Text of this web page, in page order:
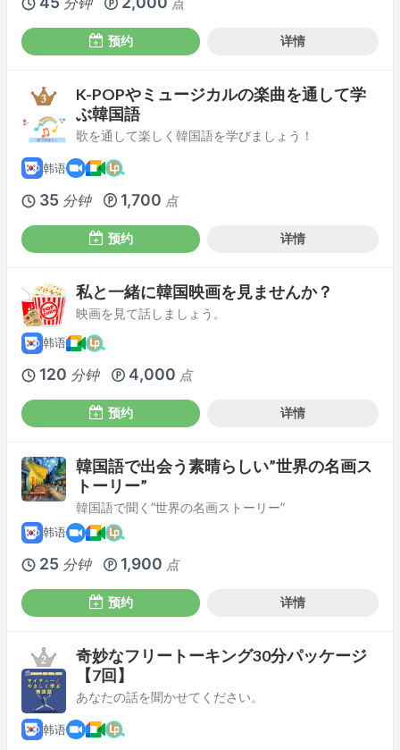
点
预约 详情
K-POPやミュージカルの楽曲を通して学
ぶ韓国語
歌を通して楽しく韓国語を学びましょう！
韩语
35 分钟 1,700 点
预约 详情
私と一緒に韓国映画を見ませんか？
映画を見て話しましょう。
韩语
120 分钟 4,000 点
预约 详情
韓国語で出会う素晴らしい”世界の名画ス
トーリー”
韓国語で聞く”世界の名画ストーリー”
韩语
25 分钟 1,900 点
预约 详情
奇妙なフリートーキング30分パッケージ
【7回】
あなたの話を聞かせてください。
韩语